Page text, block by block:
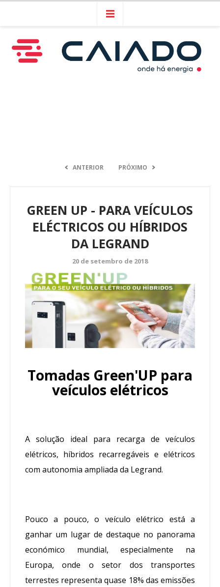
ANTERIOR PRÓXIMO
GREEN UP - PARA VEÍCULOS
ELÉCTRICOS OU HÍBRIDOS
DA LEGRAND
20 de setembro de 2018
Tomadas Green'UP para
veículos elétricos
A solução ideal para recarga de veículos
elétricos, híbridos recarregáveis e elétricos
com autonomia ampliada da Legrand.
Pouco a pouco, o veículo elétrico está a
ganhar um lugar de destaque no panorama
económico mundial, especialmente na
Europa, onde o setor dos transportes
terrestes representa quase 18% das emissões